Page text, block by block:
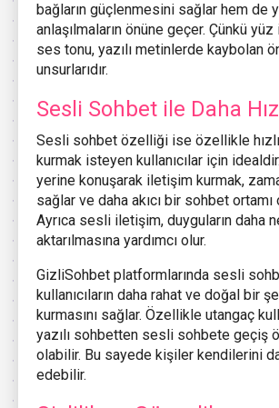
bağların güçlenmesini sağlar hem de
anlaşılmaların önüne geçer. Çünkü
ses tonu, yazılı metinlerde kaybolan
unsurlarıdır.
Sesli Sohbet ile Daha
Sesli sohbet özelliği ise özellikle
kurmak isteyen kullanıcılar için
yerine konuşarak iletişim kurmak,
sağlar ve daha akıcı bir sohbet ortamı
Ayrıca sesli iletişim, duyguların daha
aktarılmasına yardımcı olur.
GizliSohbet platformlarında sesli
kullanıcıların daha rahat ve doğal bir
kurmasını sağlar. Özellikle utangaç
yazılı sohbetten sesli sohbete geçiş
olabilir. Bu sayede kişiler kendilerini
edebilir.